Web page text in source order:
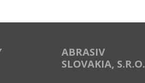
ABRASIV
SLOVAKIA, S.R.O.